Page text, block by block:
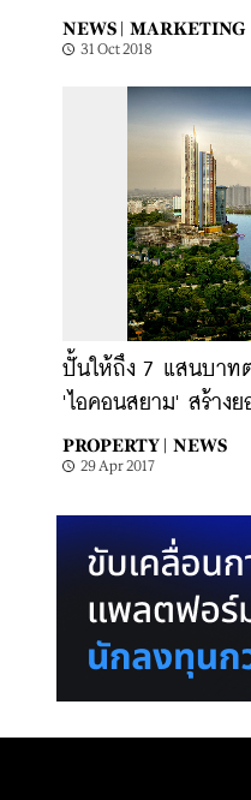
NEWS | MARKETING
31 Oct 2018
ปั้นให้ถึง 7 แสนบาท
'ไอคอนสยาม' สร้างย
PROPERTY | NEWS
29 Apr 2017